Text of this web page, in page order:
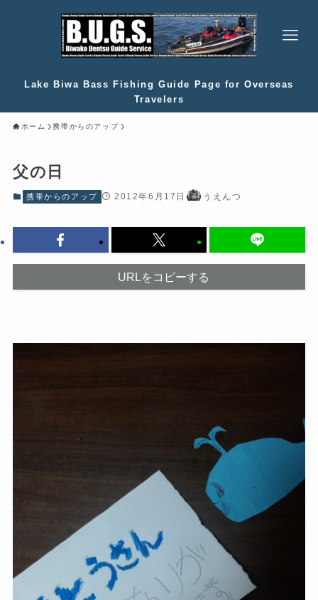
Lake Biwa Bass Fishing Guide Page for Overseas
Travelers
ホーム 携帯からのアップ
父の日
携帯からのアップ 2012年6月17日 うえんつ
URLをコピーする